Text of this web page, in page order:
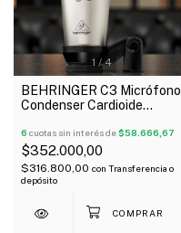
1 /4
BEHRINGER C3 Micrófono
Condenser Cardioide
Doble
6 cuotas sin interés de$58.666,67
$352.000,00
$316.800,00 con Transferencia o
depósito